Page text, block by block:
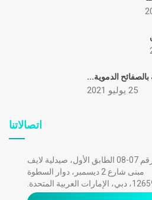
بالصفائح الدموية...
25 يوليو 2021
اتصالاتنا
صيدلية لايف
مبنى شارع 2 ديسمبر، دوار السطوة